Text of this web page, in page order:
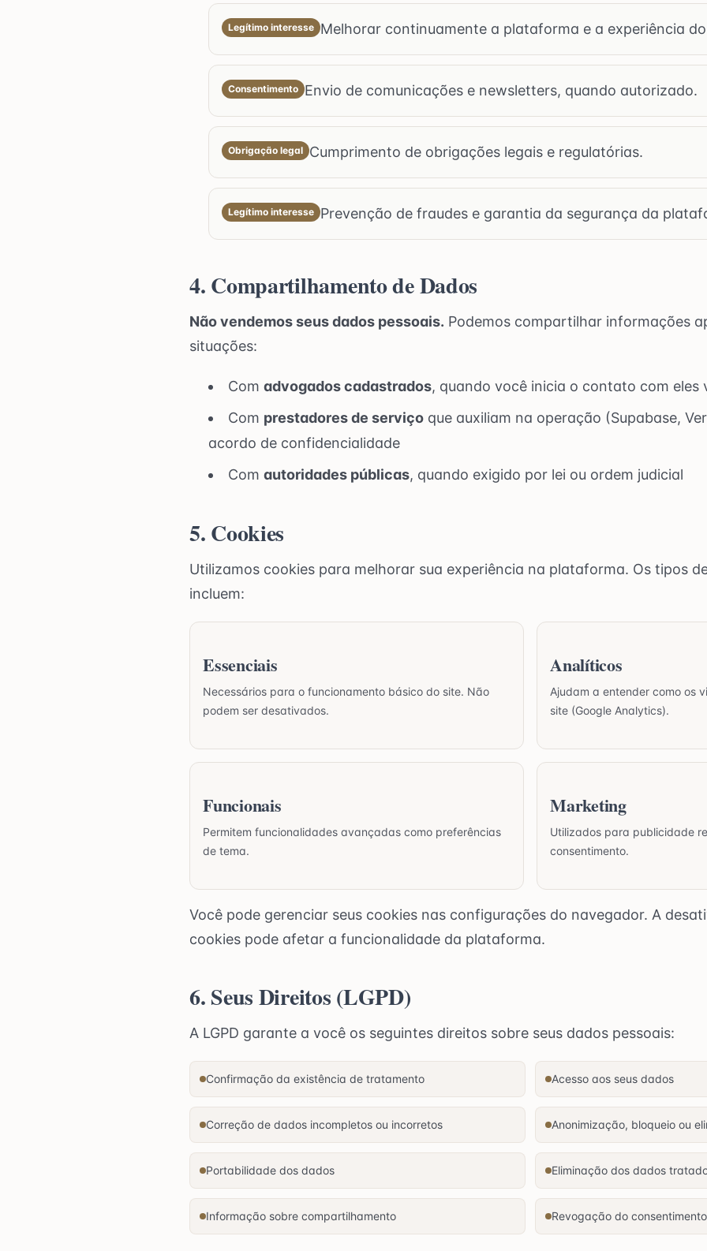
Legítimo interesse Melhorar continuamente a plataforma e a experiência
Consentimento Envio de comunicações e newsletters, quando autorizado.
Obrigação legal Cumprimento de obrigações legais e regulatórias.
Legítimo interesse Prevenção de fraudes e garantia da segurança da
4. Compartilhamento de Dados
Não vendemos seus dados pessoais. Podemos compartilhar informações
situações:
Com advogados cadastrados, quando você inicia o contato com eles
Com prestadores de serviço que auxiliam na operação (Supabase,
acordo de confidencialidade
Com autoridades públicas, quando exigido por lei ou ordem judicial
5. Cookies
Utilizamos cookies para melhorar sua experiência na plataforma. Os tipos
incluem:
Essenciais
Necessários para o funcionamento básico do site. Não
podem ser desativados.
Analíticos
Ajudam a entender como os
site (Google Analytics).
Funcionais
Permitem funcionalidades avançadas como preferências
de tema.
Marketing
Utilizados para publicidade
consentimento.
Você pode gerenciar seus cookies nas configurações do navegador. A
cookies pode afetar a funcionalidade da plataforma.
6. Seus Direitos (LGPD)
A LGPD garante a você os seguintes direitos sobre seus dados pessoais:
Confirmação da existência de tratamento Acesso aos seus dados
Correção de dados incompletos ou incorretos Anonimização, bloqueio ou
Portabilidade dos dados Eliminação dos dados
Informação sobre compartilhamento Revogação do consentimento